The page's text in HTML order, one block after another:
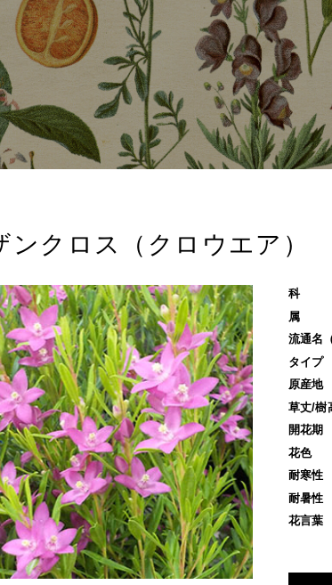
ンクロス（クロウエア）
科
属
流通名
タイプ
原産地
草丈/樹
開花期
花色
耐寒性
耐暑性
花言葉